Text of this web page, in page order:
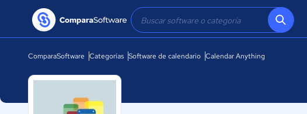
ComparaSoftware Categorías Software de calendario Calendar Anything